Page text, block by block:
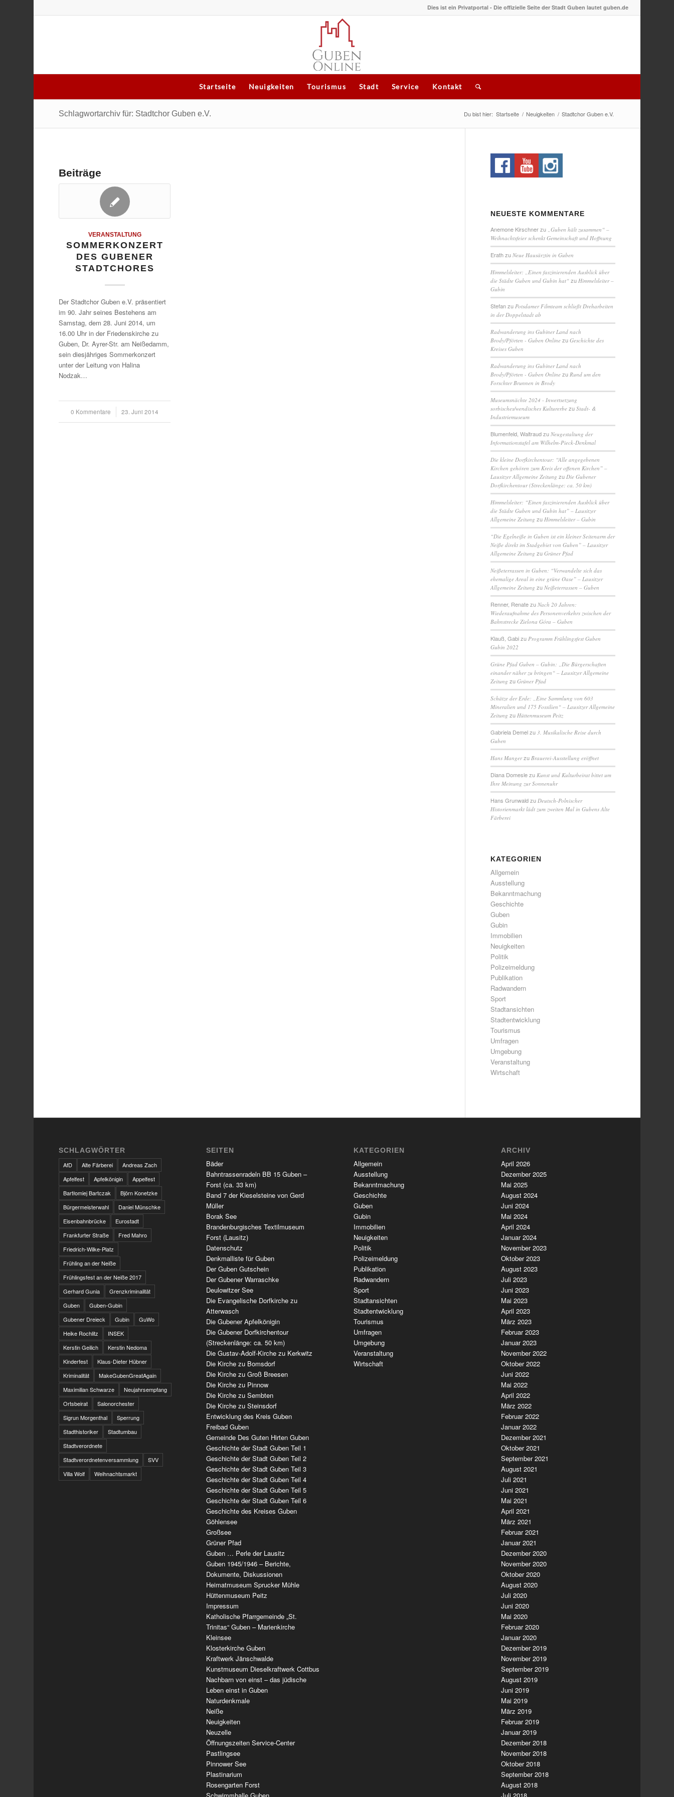
Dies ist ein Privatportal - Die offizielle Seite der Stadt Guben lautet guben.de
Startseite Neuigkeiten Tourismus Stadt Service Kontakt
Schlagwortarchiv für: Stadtchor Guben e.V. Du bist hier: Startseite / Neuigkeiten / Stadtchor Guben e.V.
Beiträge
VERANSTALTUNG
SOMMERKONZERT
DES GUBENER
STADTCHORES
Der Stadtchor Guben e.V. präsentiert
im 90. Jahr seines Bestehens am
Samstag, dem 28. Juni 2014, um
16.00 Uhr in der Friedenskirche zu
Guben, Dr. Ayrer-Str. am Neißedamm,
sein diesjähriges Sommerkonzert
unter der Leitung von Halina
Nodzak…
0 Kommentare
/ 23. Juni 2014
NEUESTE KOMMENTARE
Anemone Kirschnerzu „Guben hält zusammen“ –
Weihnachtsfeier schenkt Gemeinschaft und Hoffnung
ErathzuNeue Hausärztin in Guben
Himmelsleiter: „Einen faszinierenden Ausblick über
die Städte Guben und Gubin hat“ zu Himmelsleiter –
Gubin
Stefanzu Potsdamer Filmteam schließt Dreharbeiten
in der Doppelstadt ab
Radwanderung ins Gubiner Land nach
Brody/Pförten - Guben Online zuGeschichte des
Kreises Guben
Radwanderung ins Gubiner Land nach
Brody/Pförten - Guben Online zu Rund um den
Forschter Brunnen in Brody
Museumsnächte 2024 - Inwertsetzung
sorbisches/wendisches Kulturerbe zuStadt- &
Industriemuseum
Blumenfeld, WaltraudzuNeugestaltung der
Informationstafel am Wilhelm-Pieck-Denkmal
Die kleine Dorfkirchentour: “Alle angegebenen
Kirchen gehören zum Kreis der offenen Kirchen” –
Lausitzer Allgemeine Zeitung zu Die Gubener
Dorfkirchentour (Streckenlänge: ca. 50 km)
Himmelsleiter: “Einen faszinierenden Ausblick über
die Städte Guben und Gubin hat” – Lausitzer
Allgemeine Zeitung zu Himmelsleiter – Gubin
“Die Egelneiße in Guben ist ein kleiner Seitenarm der
Neiße direkt im Stadgebiet von Guben” – Lausitzer
Allgemeine Zeitung zuGrüner Pfad
Neißeterrassen in Guben: “Verwandelte sich das
ehemalige Areal in eine grüne Oase” – Lausitzer
Allgemeine Zeitung zuNeißeterrassen – Guben
Renner, RenatezuNach 20 Jahren:
Wiederaufnahme des Personenverkehrs zwischen der
Bahnstrecke Zielona Góra – Guben
Klauß, Gabizu Programm Frühlingsfest Guben
Gubin 2022
Grüne Pfad Guben – Gubin: „Die Bürgerschaften
einander näher zu bringen“ – Lausitzer Allgemeine
Zeitung zuGrüner Pfad
Schätze der Erde: „Eine Sammlung von 603
Mineralien und 175 Fossilien“ – Lausitzer Allgemeine
Zeitung zu Hüttenmuseum Peitz
Gabriela Demelzu 3. Musikalische Reise durch
Guben
Hans Mangerzu Brauerei-Ausstellung eröffnet
Diana Domeslezu Kunst und Kulturbeirat bittet um
Ihre Meinung zur Sonnenuhr
Hans Grunwaldzu Deutsch-Polnischer
Historienmarkt lädt zum zweiten Mal in Gubens Alte
Färberei
KATEGORIEN
Allgemein
Ausstellung
Bekanntmachung
Geschichte
Guben
Gubin
Immobilien
Neuigkeiten
Politik
Polizeimeldung
Publikation
Radwandern
Sport
Stadtansichten
Stadtentwicklung
Tourismus
Umfragen
Umgebung
Veranstaltung
Wirtschaft
SCHLAGWÖRTER
AfD
Alte Färberei
Andreas Zach
Apfelfest
Apfelkönigin
Appelfest
Bartłomiej Bartczak
Björn Konetzke
Bürgermeisterwahl
Daniel Münschke
Eisenbahnbrücke
Eurostadt
Frankfurter Straße
Fred Mahro
Friedrich-Wilke-Platz
Frühling an der Neiße
Frühlingsfest an der Neiße 2017
Gerhard Gunia
Grenzkriminalität
Guben
Guben-Gubin
Gubener Dreieck
Gubin
GuWo
Heike Rochlitz
INSEK
Kerstin Geilich
Kerstin Nedoma
Kinderfest
Klaus-Dieter Hübner
Kriminalität
MakeGubenGreatAgain
Maximilian Schwarze
Neujahrsempfang
Ortsbeirat
Salonorchester
Sigrun Morgenthal
Sperrung
Stadthistoriker
Stadtumbau
Stadtverordnete
Stadtverordnetenversammlung
SVV
Villa Wolf
Weihnachtsmarkt
SEITEN
Bäder
Bahntrassenradeln BB 15 Guben –
Forst (ca. 33 km)
Band 7 der Kieselsteine von Gerd
Müller
Borak See
Brandenburgisches Textilmuseum
Forst (Lausitz)
Datenschutz
Denkmalliste für Guben
Der Guben Gutschein
Der Gubener Warraschke
Deulowitzer See
Die Evangelische Dorfkirche zu
Atterwasch
Die Gubener Apfelkönigin
Die Gubener Dorfkirchentour
(Streckenlänge: ca. 50 km)
Die Gustav-Adolf-Kirche zu Kerkwitz
Die Kirche zu Bomsdorf
Die Kirche zu Groß Breesen
Die Kirche zu Pinnow
Die Kirche zu Sembten
Die Kirche zu Steinsdorf
Entwicklung des Kreis Guben
Freibad Guben
Gemeinde Des Guten Hirten Guben
Geschichte der Stadt Guben Teil 1
Geschichte der Stadt Guben Teil 2
Geschichte der Stadt Guben Teil 3
Geschichte der Stadt Guben Teil 4
Geschichte der Stadt Guben Teil 5
Geschichte der Stadt Guben Teil 6
Geschichte des Kreises Guben
Göhlensee
Großsee
Grüner Pfad
Guben … Perle der Lausitz
Guben 1945/1946 – Berichte,
Dokumente, Diskussionen
Heimatmuseum Sprucker Mühle
Hüttenmuseum Peitz
Impressum
Katholische Pfarrgemeinde „St.
Trinitas“ Guben – Marienkirche
Kleinsee
Klosterkirche Guben
Kraftwerk Jänschwalde
Kunstmuseum Dieselkraftwerk Cottbus
Nachbarn von einst – das jüdische
Leben einst in Guben
Naturdenkmale
Neiße
Neuigkeiten
Neuzelle
Öffnungszeiten Service-Center
Pastlingsee
Pinnower See
Plastinarium
Rosengarten Forst
KATEGORIEN
Allgemein
Ausstellung
Bekanntmachung
Geschichte
Guben
Gubin
Immobilien
Neuigkeiten
Politik
Polizeimeldung
Publikation
Radwandern
Sport
Stadtansichten
Stadtentwicklung
Tourismus
Umfragen
Umgebung
Veranstaltung
Wirtschaft
ARCHIV
April 2026
Dezember 2025
Mai 2025
August 2024
Juni 2024
Mai 2024
April 2024
Januar 2024
November 2023
Oktober 2023
August 2023
Juli 2023
Juni 2023
Mai 2023
April 2023
März 2023
Februar 2023
Januar 2023
November 2022
Oktober 2022
Juni 2022
Mai 2022
April 2022
März 2022
Februar 2022
Januar 2022
Dezember 2021
Oktober 2021
September 2021
August 2021
Juli 2021
Juni 2021
Mai 2021
April 2021
März 2021
Februar 2021
Januar 2021
Dezember 2020
November 2020
Oktober 2020
August 2020
Juli 2020
Juni 2020
Mai 2020
Februar 2020
Januar 2020
Dezember 2019
November 2019
September 2019
August 2019
Juni 2019
Mai 2019
März 2019
Februar 2019
Januar 2019
Dezember 2018
November 2018
Oktober 2018
September 2018
August 2018